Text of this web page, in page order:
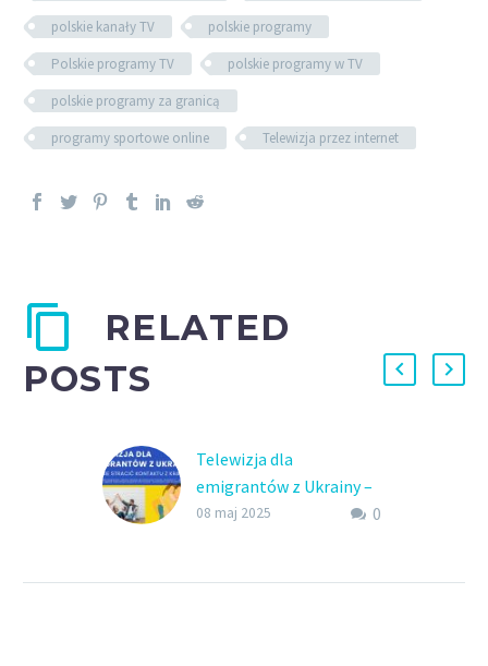
polskie kanały TV
polskie programy
Polskie programy TV
polskie programy w TV
polskie programy za granicą
programy sportowe online
Telewizja przez internet
RELATED
POSTS
Telewizja dla
emigrantów z Ukrainy –
jak nie stracić kontaktu z
0
08 maj 2025